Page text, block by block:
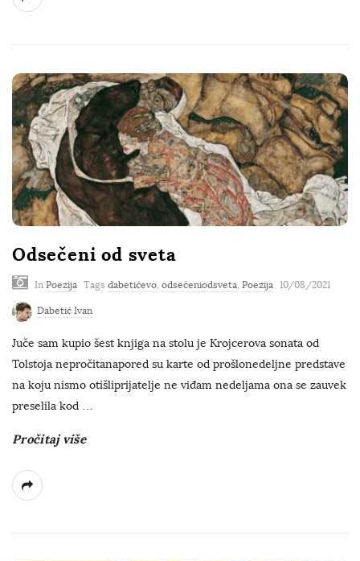
Odsečeni od sveta
In Poezija Tags dabetićevo, odsečeniodsveta, Poezija 10/08/2021
Dabetić Ivan
Juče sam kupio šest knjiga na stolu je Krojcerova sonata od
Tolstoja nepročitanapored su karte od prošlonedeljne predstave
na koju nismo otišliprijatelje ne viđam nedeljama ona se zauvek
preselila kod …
Pročitaj više